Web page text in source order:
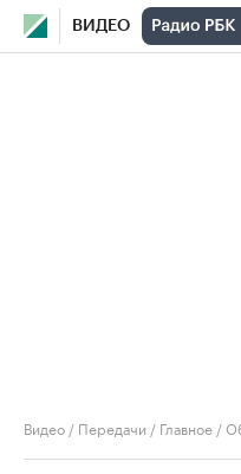
ВИДЕО
Видео / Передачи / Главное /